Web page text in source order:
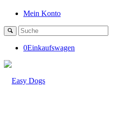
Mein Konto
0Einkaufswagen